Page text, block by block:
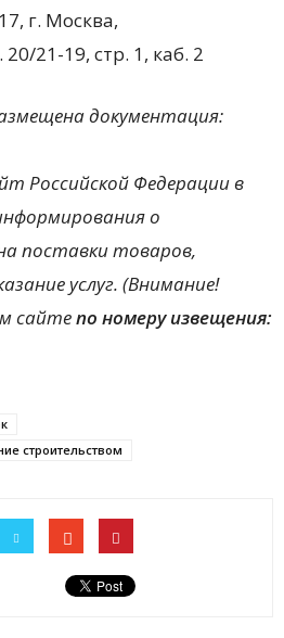
г. Москва,
21-19, стр. 1, каб. 2
документация:
Российской Федерации в
о
поставки товаров,
услуг. (Внимание!
сайтепо номеру извещения:
строительством